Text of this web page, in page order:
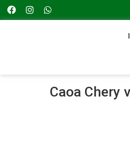
Caoa Chery